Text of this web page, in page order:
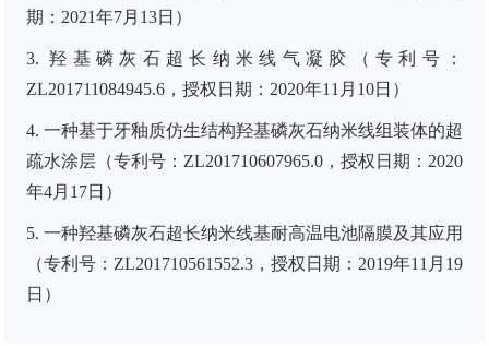
期：2021年7月13日）
3.羟基磷灰石超长纳米线气凝胶（专利号：
ZL201711084945.6，授权日期：2020年11月10日）
4. 一种基于牙釉质仿生结构羟基磷灰石纳米线组装体的超
疏水涂层（专利号：ZL201710607965.0，授权日期：2020
年4月17日）
5. 一种羟基磷灰石超长纳米线基耐高温电池隔膜及其应用
（专利号： ZL201710561552.3 ，授权日期： 2019年11 月 19
日）